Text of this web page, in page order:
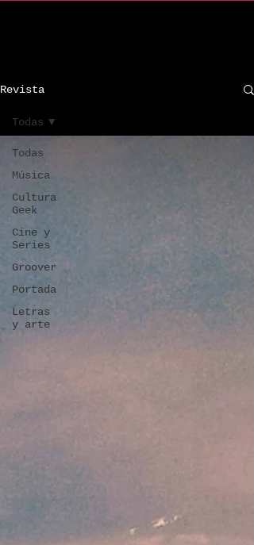
Revista
Todas
Música
Cultura
Geek
Cine y
Series
Groover
Portada
Letras
y arte
Todas